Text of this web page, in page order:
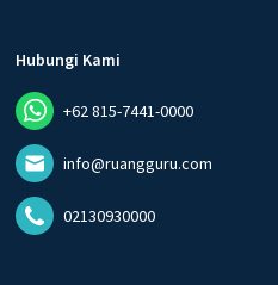
Hubungi Kami
+62 815-7441-0000
info@ruangguru.com
02130930000